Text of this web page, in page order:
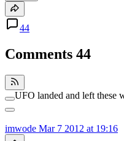
44
Comments 44
UFO landed and left these
imwode Mar 7 2012 at 19:16